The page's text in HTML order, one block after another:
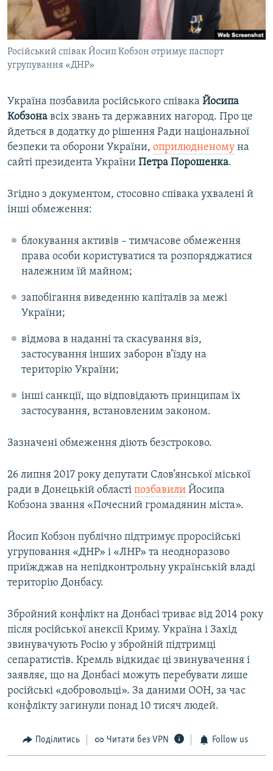
ВІДЕОУРОКИ «ELIFBE»
СВІДЧЕННЯ ОКУПАЦІЇ
УКРАЇНСЬКА ПРОБЛЕМА КРИМУ
Русский
Qırımtatar
Усі сайти RFE/RL
Російський співак Йосип Кобзон отримує паспорт
угрупування «ДНР»
Україна позбавила російського співака Йосипа
Кобзона всіх звань та державних нагород. Про це
йдеться в додатку до рішення Ради національної
безпеки та оборони України, оприлюдненому на
сайті президента України Петра Порошенка.
Згідно з документом, стосовно співака ухвалені й
інші обмеження:
блокування активів – тимчасове обмеження
права особи користуватися та розпоряджатися
належним їй майном;
запобігання виведенню капіталів за межі
України;
відмова в наданні та скасування віз,
застосування інших заборон в’їзду на
територію України;
інші санкції, що відповідають принципам їх
застосування, встановленим законом.
Зазначені обмеження діють безстроково.
26 липня 2017 року депутати Слов’янської міської
ради в Донецькій області позбавили Йосипа
Кобзона звання «Почесний громадянин міста».
Йосип Кобзон публічно підтримує проросійські
угруповання «ДНР» і «ЛНР» та неодноразово
приїжджав на непідконтрольну українській владі
територію Донбасу.
Збройний конфлікт на Донбасі триває від 2014 року
після російської анексії Криму. Україна і Захід
звинувачують Росію у збройній підтримці
сепаратистів. Кремль відкидає ці звинувачення і
заявляє, що на Донбасі можуть перебувати лише
російські «добровольці». За даними ООН, за час
конфлікту загинули понад 10 тисяч людей.
Поділитись Читати без VPN Follow us